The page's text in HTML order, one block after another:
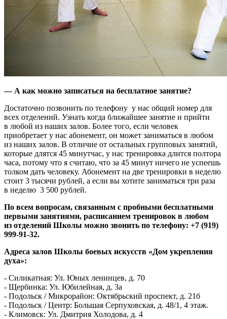
— А как можно записаться на бесплатное занятие?
Достаточно позвонить по телефону ­ у нас общий номер для
всех отделений. Узнать когда ближайшее занятие и прийти
в любой из наших залов. Более того, если человек
приобретает у нас абонемент, он может заниматься в любом
из наших залов. В отличие от остальных групповых занятий,
которые длятся 45 минут­час, у нас тренировка длится полтора
часа, потому что я считаю, что за 45 минут ничего не успеешь
толком дать человеку. Абонемент на две тренировки в неделю
стоит 3 тысячи рублей, а если вы хотите заниматься три раза
в неделю ­ 3 500 рублей.
По всем вопросам, связанным с пробными бесплатными
первыми занятиями, расписанием тренировок в любом
из отделений Школы можно звонить по телефону: +7 (919)
999-91-32.
Адреса залов Школы боевых искусств «Дом укрепления
духа»:
-­ Силикатная: Ул. Юных ленинцев, д. 70
-­ Щербинка: Ул. Юбилейная, д. 3а
-­ Подольск / Микрорайон: Октябрьский проспект, д. 21б
-­ Подольск / Центр: Большая Серпуховская, д. 48/1, 4 этаж.
-­ Климовск: Ул. Дмитрия Холодова, д. 4